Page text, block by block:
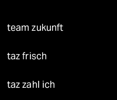
team zukunft
taz frisch
taz zahl ich